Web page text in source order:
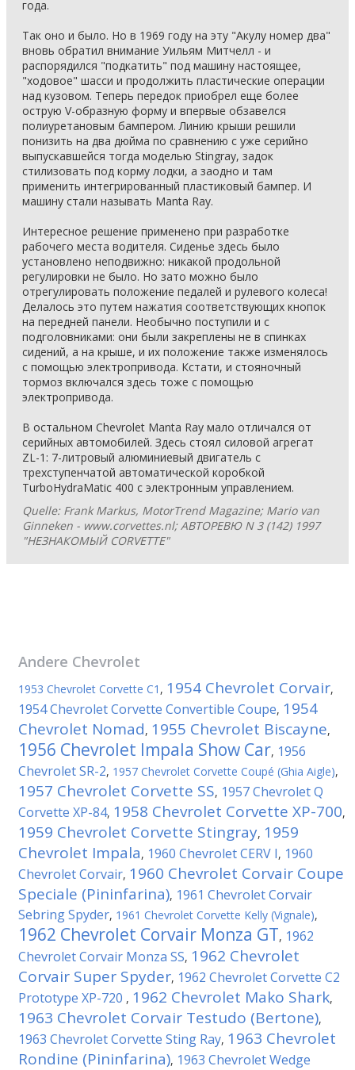
года.
Так оно и было. Но в 1969 году на эту "Акулу номер два"
вновь обратил внимание Уильям Митчелл - и
распорядился "подкатить" под машину настоящее,
"ходовое" шасси и продолжить пластические операции
над кузовом. Теперь передок приобрел еще более
острую V-образную форму и впервые обзавелся
полиуретановым бампером. Линию крыши решили
понизить на два дюйма по сравнению с уже серийно
выпускавшейся тогда моделью Stingray, задок
стилизовать под корму лодки, а заодно и там
применить интегрированный пластиковый бампер. И
машину стали называть Manta Ray.
Интересное решение применено при разработке
рабочего места водителя. Сиденье здесь было
установлено неподвижно: никакой продольной
регулировки не было. Но зато можно было
отрегулировать положение педалей и рулевого колеса!
Делалось это путем нажатия соответствующих кнопок
на передней панели. Необычно поступили и с
подголовниками: они были закреплены не в спинках
сидений, а на крыше, и их положение также изменялось
с помощью электропривода. Кстати, и стояночный
тормоз включался здесь тоже с помощью
электропривода.
В остальном Chevrolet Manta Ray мало отличался от
серийных автомобилей. Здесь стоял силовой агрегат
ZL-1: 7-литровый алюминиевый двигатель с
трехступенчатой автоматической коробкой
TurboHydraМatic 400 с электронным управлением.
Quelle: Frank Markus, MotorTrend Magazine; Mario van
Ginneken - www.corvettes.nl; АВТОРЕВЮ N 3 (142) 1997
"НЕЗНАКОМЫЙ CORVETTE"
Andere Chevrolet
1953 Chevrolet Corvette C1 , 1954 Chevrolet Corvair,
1954 Chevrolet Corvette Convertible Coupe, 1954
Chevrolet Nomad, 1955 Chevrolet Biscayne,
1956 Chevrolet Impala Show Car, 1956
Chevrolet SR-2, 1957 Chevrolet Corvette Coupé (Ghia Aigle),
1957 Chevrolet Corvette SS, 1957 Chevrolet Q
Corvette XP-84, 1958 Chevrolet Corvette XP-700,
1959 Chevrolet Corvette Stingray, 1959
Chevrolet Impala, 1960 Chevrolet CERV I, 1960
Chevrolet Corvair, 1960 Chevrolet Corvair Coupe
Speciale (Pininfarina), 1961 Chevrolet Corvair
Sebring Spyder, 1961 Chevrolet Corvette Kelly (Vignale),
1962 Chevrolet Corvair Monza GT, 1962
Chevrolet Corvair Monza SS, 1962 Chevrolet
Corvair Super Spyder, 1962 Chevrolet Corvette C2
Prototype XP-720 , 1962 Chevrolet Mako Shark,
1963 Chevrolet Corvair Testudo (Bertone),
1963 Chevrolet Corvette Sting Ray, 1963 Chevrolet
Rondine (Pininfarina), 1963 Chevrolet Wedge